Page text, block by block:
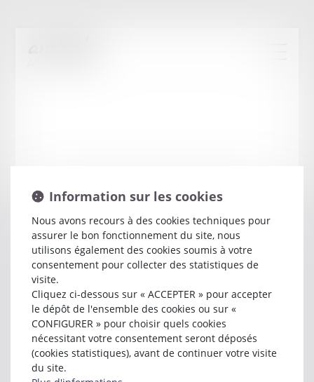
YvesCLAISSE
22 B RUE JOUFFROY D ABBANS
75017 PARIS
Tél :01 44 29 99 20
Retour
Information sur les cookies
Nous avons recours à des cookies techniques pour
assurer le bon fonctionnement du site, nous
utilisons également des cookies soumis à votre
consentement pour collecter des statistiques de
visite.
Cliquez ci-dessous sur « ACCEPTER » pour accepter
le dépôt de l'ensemble des cookies ou sur «
CONFIGURER » pour choisir quels cookies
nécessitant votre consentement seront déposés
(cookies statistiques), avant de continuer votre visite
du site.